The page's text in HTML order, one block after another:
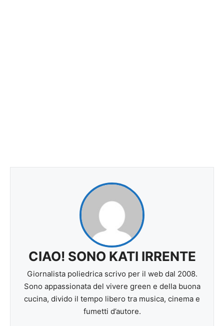
CIAO! SONO KATI IRRENTE
Giornalista poliedrica scrivo per il web dal 2008.
Sono appassionata del vivere green e della buona
cucina, divido il tempo libero tra musica, cinema e
fumetti d’autore.